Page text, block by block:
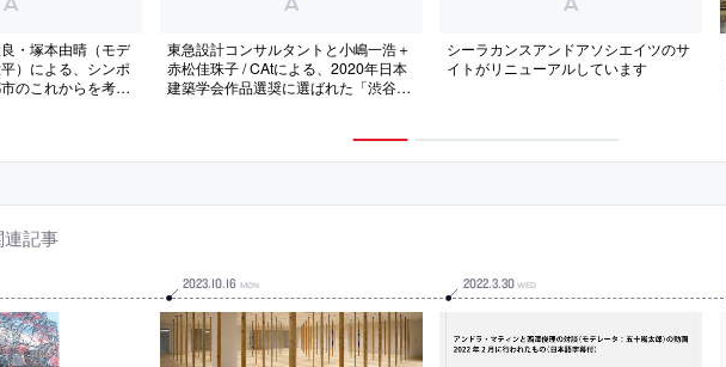
・塚本由晴（モデ
）による、シンポ
のこれからを考え
東急設計コンサルタントと小嶋一浩＋
赤松佳珠子 / CAtによる、2020年日本
建築学会作品選奨に選ばれた「渋谷ス
シーラカンスアンドアソシエイツのサ
イトがリニューアルしています
連記事
2023.10.16 MON 2022.3.30 WED